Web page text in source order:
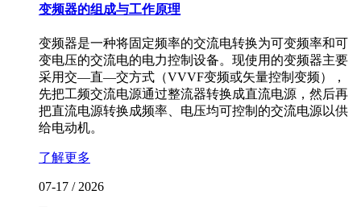
变频器的组成与工作原理
变频器是一种将固定频率的交流电转换为可变频率和可
变电压的交流电的电力控制设备。现使用的变频器主要
采用交—直—交方式（VVVF变频或矢量控制变频），
先把工频交流电源通过整流器转换成直流电源，然后再
把直流电源转换成频率、电压均可控制的交流电源以供
给电动机。
了解更多
07-17 / 2026